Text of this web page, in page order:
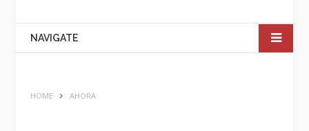
NAVIGATE
HOME AHORA